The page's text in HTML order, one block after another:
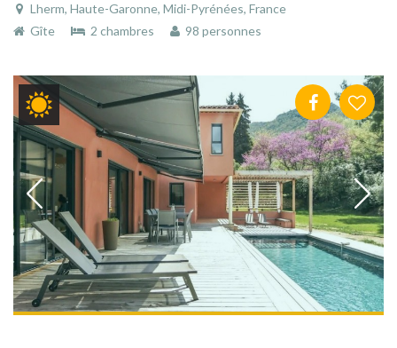
Lherm, Haute-Garonne, Midi-Pyrénées, France
Gîte
2 chambres 98 personnes